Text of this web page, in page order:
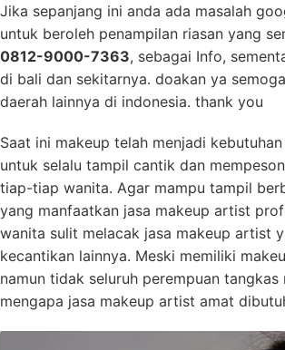
Jika sepanjang ini anda ada masalah
untuk beroleh penampilan riasan yang
0812-9000-7363, sebagai Info,
di bali dan sekitarnya. doakan ya
daerah lainnya di indonesia. thank you
Saat ini makeup telah menjadi
untuk selalu tampil cantik dan
tiap-tiap wanita. Agar mampu tampil
yang manfaatkan jasa makeup artist
wanita sulit melacak jasa makeup artist
kecantikan lainnya. Meski memiliki
namun tidak seluruh perempuan tangkas
mengapa jasa makeup artist amat